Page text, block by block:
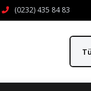
(0232) 435 84 83